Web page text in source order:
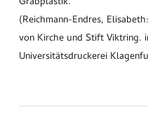
(Reichmann-Endres,
von Kirche und Stift Viktring.
Universitätsdruckerei